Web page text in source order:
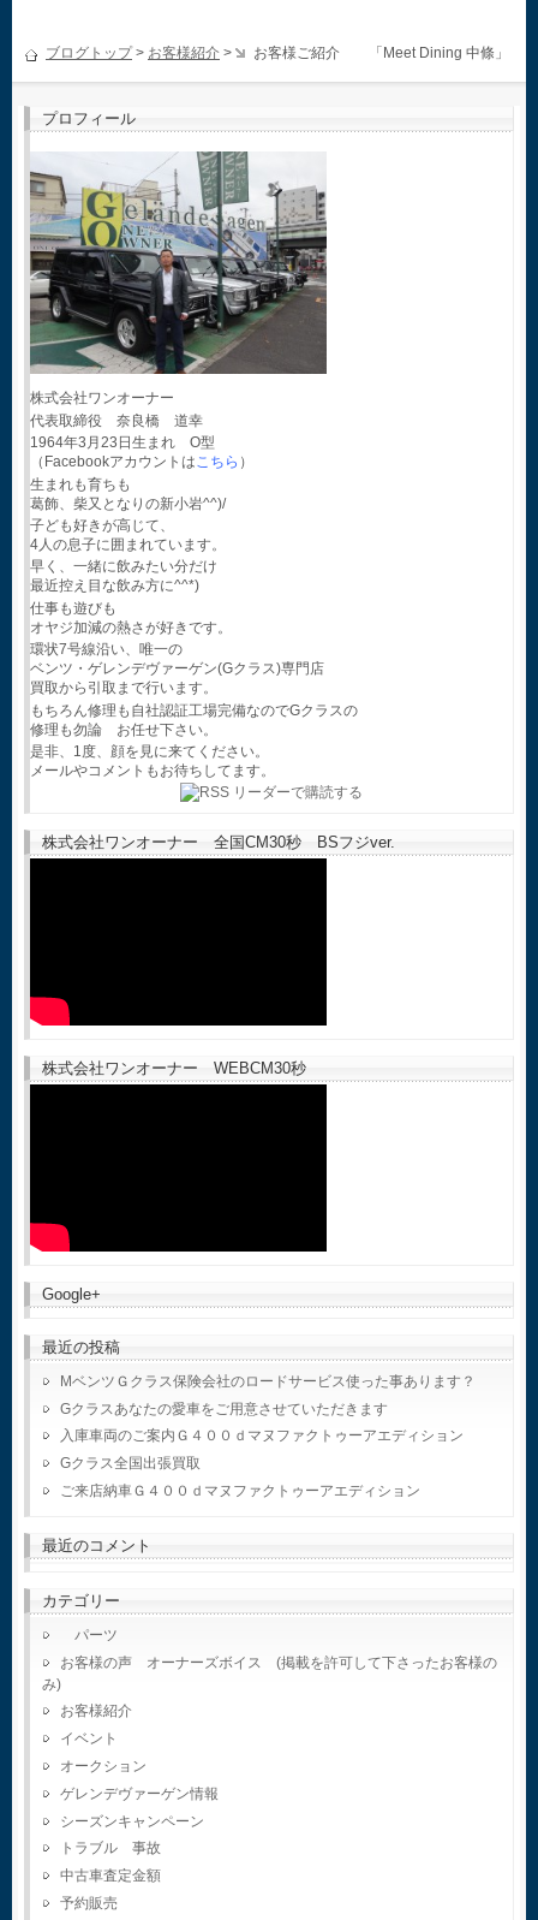
ブログトップ> お客様紹介 > お客様ご紹介 「Meet Dining 中條」
プロフィール
株式会社ワンオーナー
代表取締役 奈良橋 道幸
1964年3月23日生まれ O型
（Facebookアカウントはこちら ）
生まれも育ちも
葛飾、柴又となりの新小岩^^)/
子ども好きが高じて、
4人の息子に囲まれています。
早く、一緒に飲みたい分だけ
最近控え目な飲み方に^^*)
仕事も遊びも
オヤジ加減の熱さが好きです。
環状7号線沿い、唯一の
ベンツ・ゲレンデヴァーゲン(Gクラス)専門店
買取から引取まで行います。
もちろん修理も自社認証工場完備なのでGクラスの
修理も勿論 お任せ下さい。
是非、1度、顔を見に来てください。
メールやコメントもお待ちしてます。
株式会社ワンオーナー 全国CM30秒 BSフジver.
株式会社ワンオーナー WEBCM30秒
Google+
最近の投稿
MベンツＧクラス保険会社のロードサービス使った事あります？
Gクラスあなたの愛車をご用意させていただきます
入庫車両のご案内Ｇ４００ｄマヌファクトゥーアエディション
Gクラス全国出張買取
ご来店納車Ｇ４００ｄマヌファクトゥーアエディション
最近のコメント
カテゴリー
パーツ
お客様の声 オーナーズボイス (掲載を許可して下さったお客様の
み)
お客様紹介
イベント
オークション
ゲレンデヴァーゲン情報
シーズンキャンペーン
トラブル 事故
中古車査定金額
予約販売